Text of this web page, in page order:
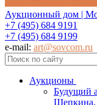
Аукционный дом |
+7 (495) 684 9191
+7 (495) 684 9199
e-mail: art@sovcom.ru
Аукционы
Будущий
Щепкина,